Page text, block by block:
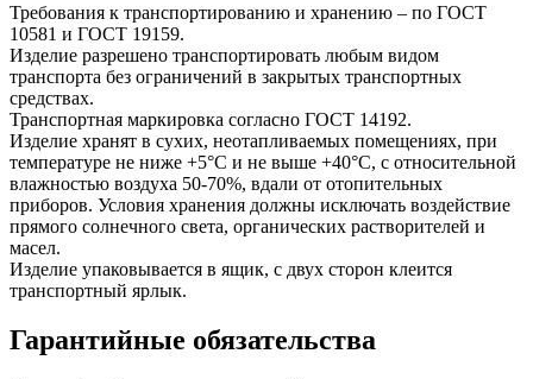
Требования к транспортированию и хранению – по ГОСТ
10581 и ГОСТ 19159.
Изделие разрешено транспортировать любым видом
транспорта без ограничений в закрытых транспортных
средствах.
Транспортная маркировка согласно ГОСТ 14192.
Изделие хранят в сухих, неотапливаемых помещениях, при
температуре не ниже +5°С и не выше +40°С, с относительной
влажностью воздуха 50-70%, вдали от отопительных
приборов. Условия хранения должны исключать воздействие
прямого солнечного света, органических растворителей и
масел.
Изделие упаковывается в ящик, с двух сторон клеится
транспортный ярлык.
Гарантийные обязательства